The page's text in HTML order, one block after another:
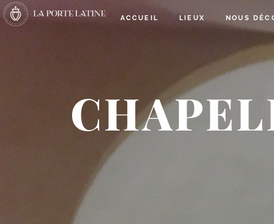
ACCUEIL LIEUX NOUS